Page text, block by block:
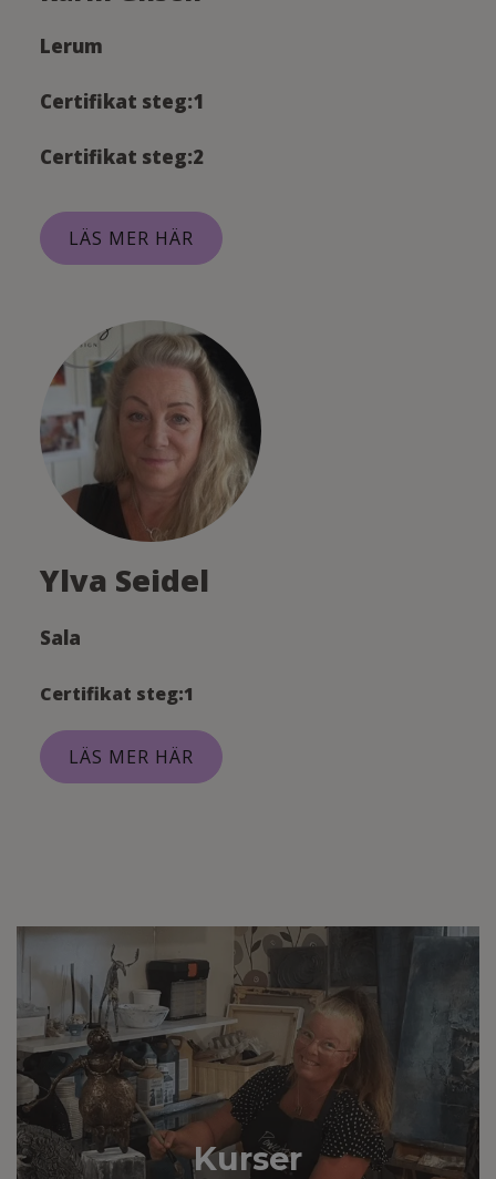
Kurser
Lerum
Certifikat steg:1
Certifikat steg:2
LÄS MER HÄR
Ylva Seidel
Sala
Certifikat steg:1
LÄS MER HÄR